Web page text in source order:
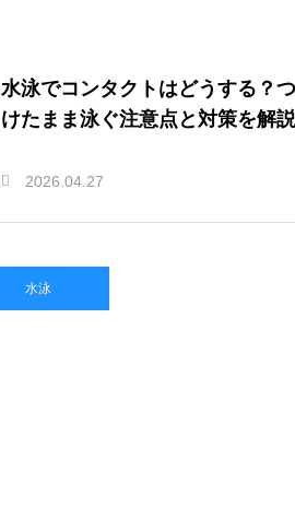
水泳でコンタクトはどうする？つ
けたまま泳ぐ注意点と対策を解
2026.04.27
水泳